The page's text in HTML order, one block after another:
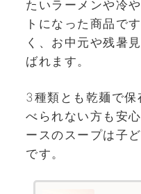
たいラーメンや冷
トになった商品で
く、お中元や残暑
ばれます。
3種類とも乾麺で保
べられない方も安
ースのスープは子
です。